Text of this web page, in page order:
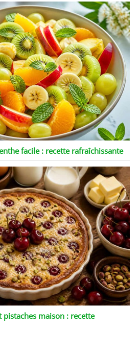
facile : recette rafraîchissante
pistaches maison : recette